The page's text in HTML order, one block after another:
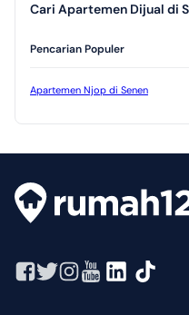
Cari Apartemen Dijual di
Pencarian Populer
Apartemen Njop di Senen